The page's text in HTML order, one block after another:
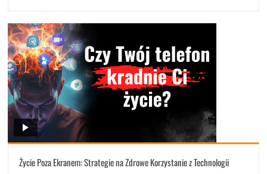
Życie Poza Ekranem: Strategie na Zdrowe Korzystanie z Technologii